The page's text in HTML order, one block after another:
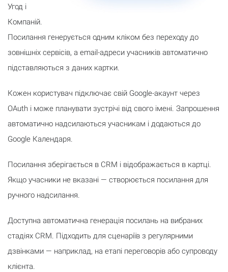
Угод і
Компаній.
Посилання генерується одним кліком без переходу до
зовнішніх сервісів, а email-адреси учасників автоматично
підставляються з даних картки.
Кожен користувач підключає свій Google-акаунт через
OAuth і може планувати зустрічі від свого імені. Запрошення
автоматично надсилаються учасникам і додаються до
Google Календаря.
Посилання зберігається в CRM і відображається в картці.
Якщо учасники не вказані — створюється посилання для
ручного надсилання.
Доступна автоматична генерація посилань на вибраних
стадіях CRM. Підходить для сценаріїв з регулярними
дзвінками — наприклад, на етапі переговорів або супроводу
клієнта.